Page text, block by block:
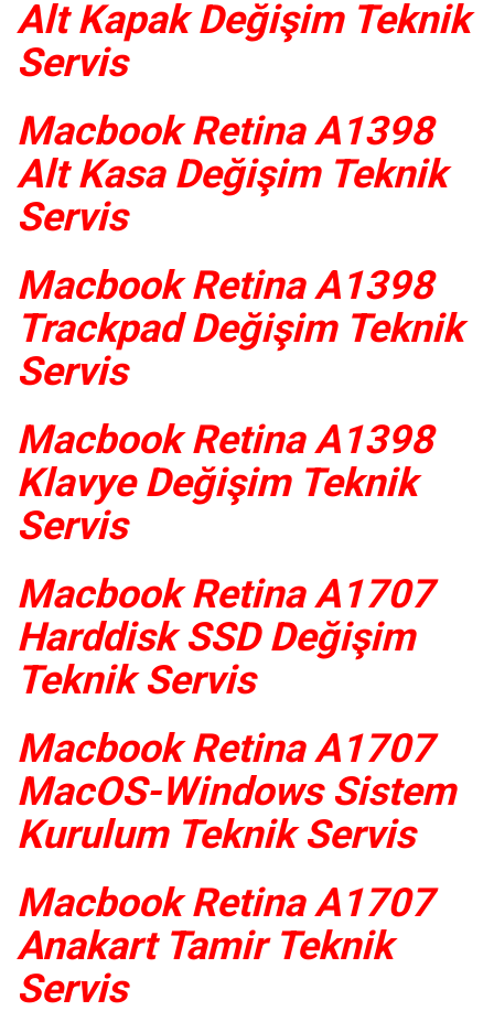
Alt Kapak Değişim Teknik
Servis
Macbook Retina A1398
Alt Kasa Değişim Teknik
Servis
Macbook Retina A1398
Trackpad Değişim Teknik
Servis
Macbook Retina A1398
Klavye Değişim Teknik
Servis
Macbook Retina A1707
Harddisk SSD Değişim
Teknik Servis
Macbook Retina A1707
MacOS-Windows Sistem
Kurulum Teknik Servis
Macbook Retina A1707
Anakart Tamir Teknik
Servis